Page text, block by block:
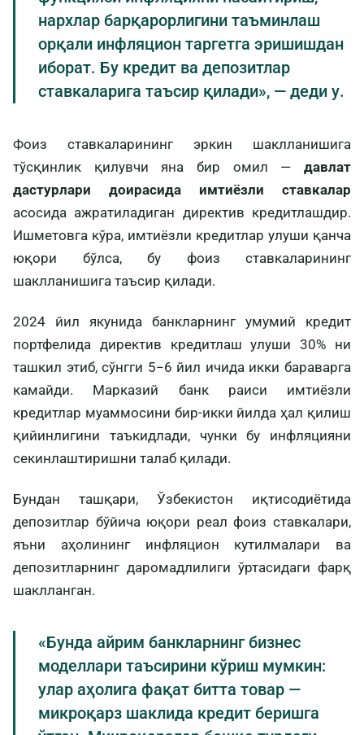
нархлар барқарорлигини таъминлаш
орқали инфляцион таргетга эришишдан
иборат. Бу кредит ва депозитлар
ставкаларига таъсир қилади», — деди у.
Фоиз ставкаларининг эркин шаклланишига
тўсқинлик қилувчи яна бир омил — давлат
дастурлари доирасида имтиёзли ставкалар
асосида ажратиладиган директив кредитлашдир.
Ишметовга кўра, имтиёзли кредитлар улуши қанча
юқори бўлса, бу фоиз ставкаларининг
шаклланишига таъсир қилади.
2024 йил якунида банкларнинг умумий кредит
портфелида директив кредитлаш улуши 30% ни
ташкил этиб, сўнгги 5−6 йил ичида икки бараварга
камайди. Марказий банк раиси имтиёзли
кредитлар муаммосини бир-икки йилда ҳал қилиш
қийинлигини таъкидлади, чунки бу инфляцияни
секинлаштиришни талаб қилади.
Бундан ташқари, Ўзбекистон иқтисодиётида
депозитлар бўйича юқори реал фоиз ставкалари,
яъни аҳолининг инфляцион кутилмалари ва
депозитларнинг даромадлилиги ўртасидаги фарқ
шаклланган.
«Бунда айрим банкларнинг бизнес
моделлари таъсирини кўриш мумкин:
улар аҳолига фақат битта товар —
микроқарз шаклида кредит беришга